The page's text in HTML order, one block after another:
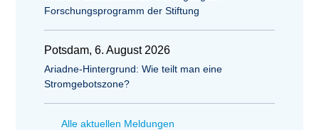
Forschungsprogramm der Stiftung
Potsdam, 6. August 2026
Ariadne-Hintergrund: Wie teilt man eine
Stromgebotszone?
Alle aktuellen Meldungen